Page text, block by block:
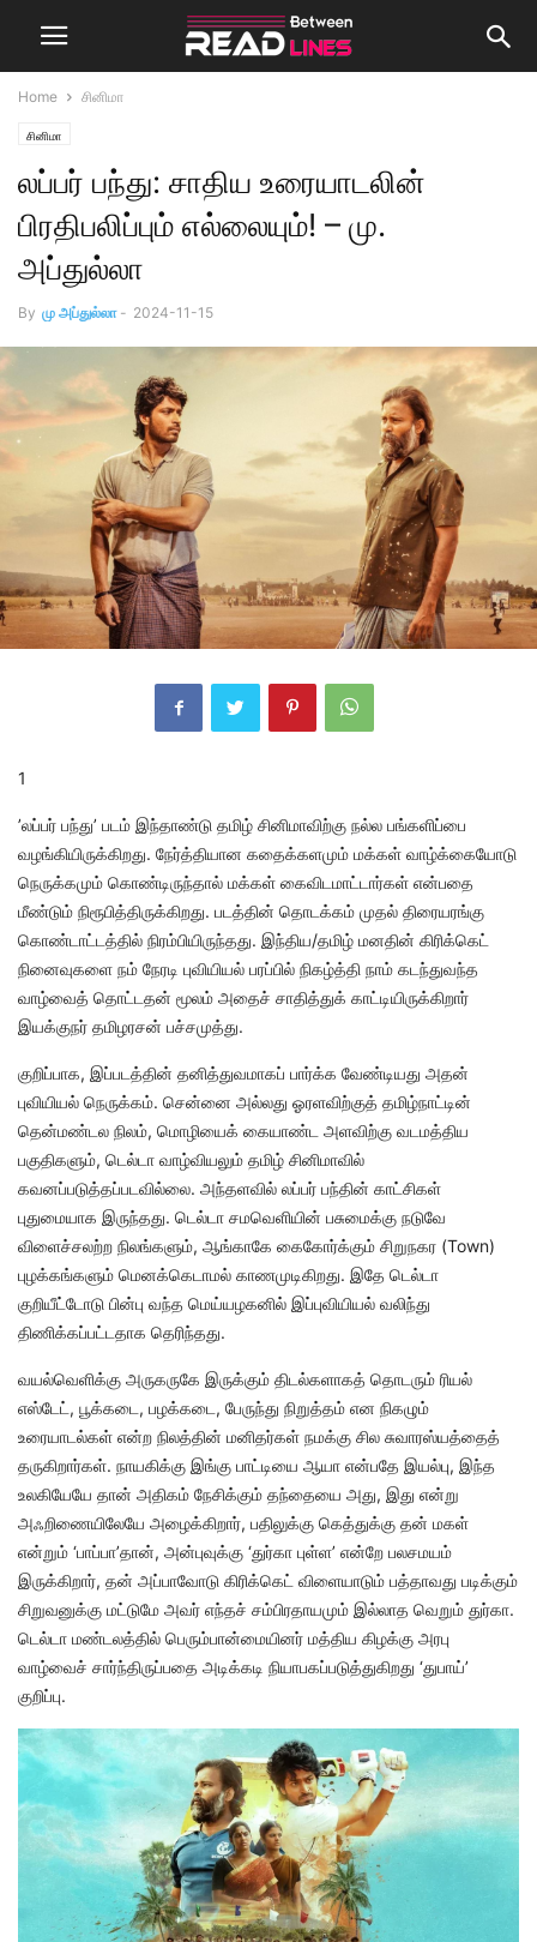
Home சினிமா
சினிமா
லப்பர் பந்து: சாதிய உரையாடலின்
பிரதிபலிப்பும் எல்லையும்! – மு.
அப்துல்லா
By மு அப்துல்லா - 2024-11-15
1
’லப்பர் பந்து’ படம் இந்தாண்டு தமிழ் சினிமாவிற்கு நல்ல பங்களிப்பை
வழங்கியிருக்கிறது. நேர்த்தியான கதைக்களமும் மக்கள் வாழ்க்கையோடு
நெருக்கமும் கொண்டிருந்தால் மக்கள் கைவிடமாட்டார்கள் என்பதை
மீண்டும் நிரூபித்திருக்கிறது. படத்தின் தொடக்கம் முதல் திரையரங்கு
கொண்டாட்டத்தில் நிரம்பியிருந்தது. இந்திய/தமிழ் மனதின் கிரிக்கெட்
நினைவுகளை நம் நேரடி புவியியல் பரப்பில் நிகழ்த்தி நாம் கடந்துவந்த
வாழ்வைத் தொட்டதன் மூலம் அதைச் சாதித்துக் காட்டியிருக்கிறார்
இயக்குநர் தமிழரசன் பச்சமுத்து.
குறிப்பாக, இப்படத்தின் தனித்துவமாகப் பார்க்க வேண்டியது அதன்
புவியியல் நெருக்கம். சென்னை அல்லது ஓரளவிற்குத் தமிழ்நாட்டின்
தென்மண்டல நிலம், மொழியைக் கையாண்ட அளவிற்கு வடமத்திய
பகுதிகளும், டெல்டா வாழ்வியலும் தமிழ் சினிமாவில்
கவனப்படுத்தப்படவில்லை. அந்தளவில் லப்பர் பந்தின் காட்சிகள்
புதுமையாக இருந்தது. டெல்டா சமவெளியின் பசுமைக்கு நடுவே
விளைச்சலற்ற நிலங்களும், ஆங்காகே கைகோர்க்கும் சிறுநகர (Town)
புழக்கங்களும் மெனக்கெடாமல் காணமுடிகிறது. இதே டெல்டா
குறியீட்டோடு பின்பு வந்த மெய்யழகனில் இப்புவியியல் வலிந்து
திணிக்கப்பட்டதாக தெரிந்தது.
வயல்வெளிக்கு அருகருகே இருக்கும் திடல்களாகத் தொடரும் ரியல்
எஸ்டேட், பூக்கடை, பழக்கடை, பேருந்து நிறுத்தம் என நிகழும்
உரையாடல்கள் என்ற நிலத்தின் மனிதர்கள் நமக்கு சில சுவாரஸ்யத்தைத்
தருகிறார்கள். நாயகிக்கு இங்கு பாட்டியை ஆயா என்பதே இயல்பு, இந்த
உலகியேயே தான் அதிகம் நேசிக்கும் தந்தையை அது, இது என்று
அஃறிணையிலேயே அழைக்கிறார், பதிலுக்கு கெத்துக்கு தன் மகள்
என்றும் ‘பாப்பா’தான், அன்புவுக்கு ‘துர்கா புள்ள’ என்றே பலசமயம்
இருக்கிறார், தன் அப்பாவோடு கிரிக்கெட் விளையாடும் பத்தாவது படிக்கும்
சிறுவனுக்கு மட்டுமே அவர் எந்தச் சம்பிரதாயமும் இல்லாத வெறும் துர்கா.
டெல்டா மண்டலத்தில் பெரும்பான்மையினர் மத்திய கிழக்கு அரபு
வாழ்வைச் சார்ந்திருப்பதை அடிக்கடி நியாபகப்படுத்துகிறது ‘துபாய்’
குறிப்பு.